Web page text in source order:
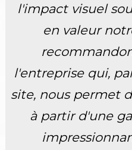
l'impact visuel
en valeur
l'entreprise qui,
site, nous permet
à partir d'une